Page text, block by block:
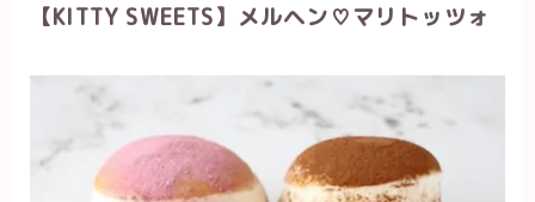
【KITTY SWEETS】メルヘン♡マリトッツォ